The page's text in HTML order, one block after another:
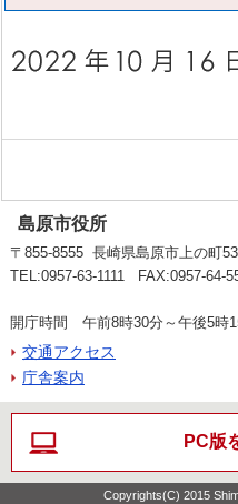
島原市役所
〒855-8555 長崎県島原市上の町
TEL:0957-63-1111 FAX:0957-64-
開庁時間 午前8時30分～午後5時
交通アクセス
庁舎案内
PC版
Copyrights(C) 2015